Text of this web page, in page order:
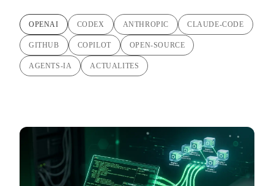
OPENAI CODEX ANTHROPIC CLAUDE-CODE
GITHUB COPILOT OPEN-SOURCE
AGENTS-IA ACTUALITES